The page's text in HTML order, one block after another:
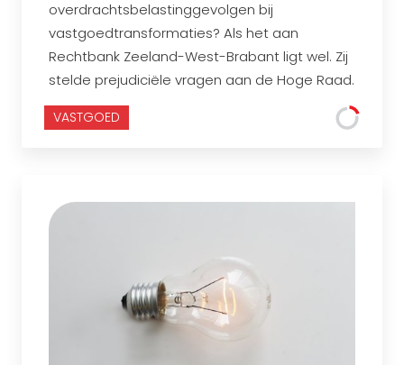
overdrachtsbelastinggevolgen bij
vastgoedtransformaties? Als het aan
Rechtbank Zeeland-West-Brabant ligt wel. Zij
stelde prejudiciële vragen aan de Hoge Raad.
VASTGOED